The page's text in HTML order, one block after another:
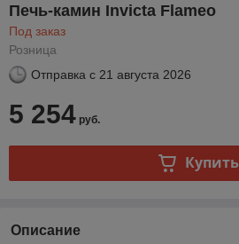
Печь-камин Invicta Flameo
Под заказ
Розница
Отправка с 21 августа 2026
5 254 руб.
Купить
Описание